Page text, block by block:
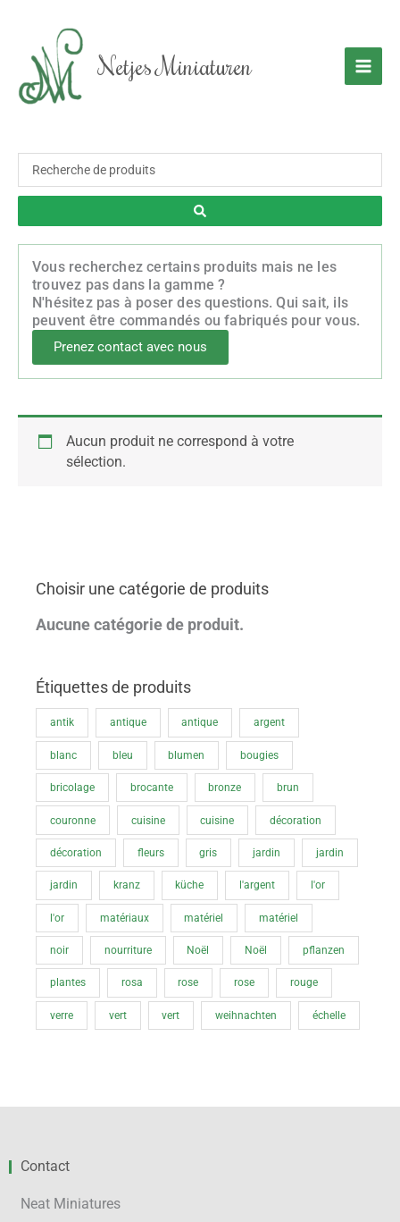
contenu
Netjes Miniaturen
Choisir une catégorie de produits
Aucune catégorie de produit.
Étiquettes de produits
antik antique antique argent
blanc bleu blumen bougies
bricolage brocante bronze brun
couronne cuisine cuisine décoration
décoration fleurs gris jardin jardin
jardin kranz küche l'argent l'or
l'or matériaux matériel matériel
noir nourriture Noël Noël pflanzen
plantes rosa rose rose rouge
verre vert vert weihnachten échelle
Recherche
...
Vous recherchez certains produits mais ne les
trouvez pas dans la gamme ?
N'hésitez pas à poser des questions. Qui sait, ils
peuvent être commandés ou fabriqués pour vous.
Prenez contact avec nous
Aucun produit ne correspond à votre
sélection.
Contact
Neat Miniatures